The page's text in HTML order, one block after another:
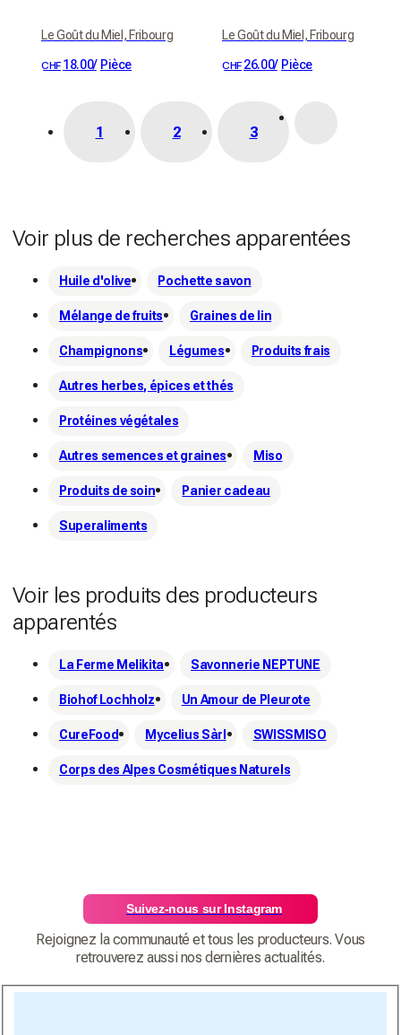
Le Goût du Miel, Fribourg
CHF 18.00/ Pièce
Le Goût du Miel, Fribourg
CHF 26.00/ Pièce
1 2 3
Voir plus de recherches apparentées
Huile d'olive Pochette savon
Mélange de fruits Graines de lin
Champignons Légumes Produits frais
Autres herbes, épices et thés
Protéines végétales
Autres semences et graines Miso
Produits de soin Panier cadeau
Superaliments
Voir les produits des producteurs
apparentés
La Ferme Melikita Savonnerie NEPTUNE
Biohof Lochholz Un Amour de Pleurote
CureFood Mycelius Sàrl SWISSMISO
Corps des Alpes Cosmétiques Naturels
Suivez-nous sur Instagram
Rejoignez la communauté et tous les producteurs. Vous
retrouverez aussi nos dernières actualités.